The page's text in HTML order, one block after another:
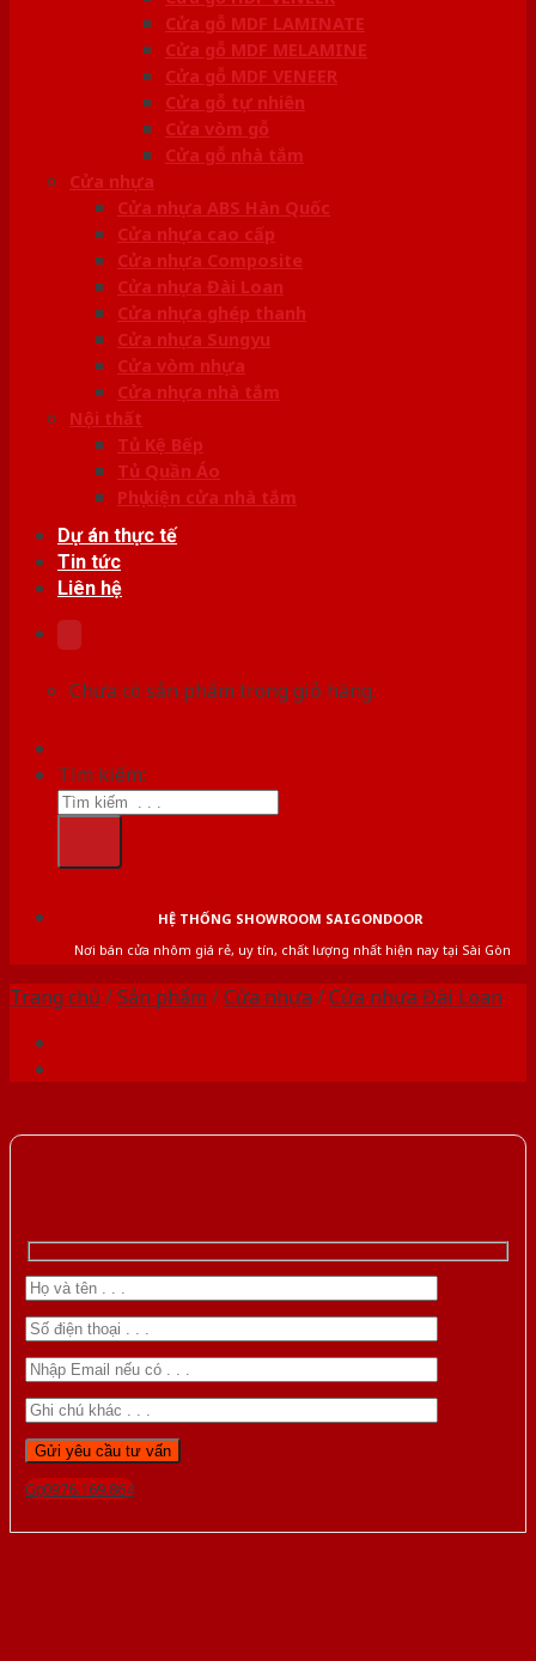
Cửa gỗ MDF LAMINATE
Cửa gỗ MDF MELAMINE
Cửa gỗ MDF VENEER
Cửa gỗ tự nhiên
Cửa vòm gỗ
Cửa gỗ nhà tắm
Cửa nhựa
Cửa nhựa ABS Hàn Quốc
Cửa nhựa cao cấp
Cửa nhựa Composite
Cửa nhựa Đài Loan
Cửa nhựa ghép thanh
Cửa nhựa Sungyu
Cửa vòm nhựa
Cửa nhựa nhà tắm
Nội thất
Tủ Kệ Bếp
Tủ Quần Áo
Phụ kiện cửa nhà tắm
Dự án thực tế
Tin tức
Liên hệ
Chưa có sản phẩm trong giỏ hàng.
Tìm kiếm:
HỆ THỐNG SHOWROOM SAIGONDOOR
Nơi bán cửa nhôm giá rẻ, uy tín, chất lượng nhất hiện nay tại Sài Gòn
Trang chủ /Sản phẩm /Cửa nhựa /Cửa nhựa Đài Loan
Gọi 0976.169.864